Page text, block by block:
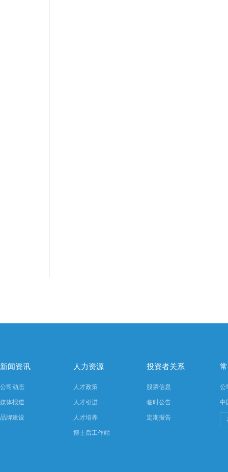
新闻资讯
公司动态
媒体报道
品牌建设
人力资源
人才政策
人才引进
人才培养
博士后工作站
投资者关系
股票信息
临时公告
定期报告
公
中